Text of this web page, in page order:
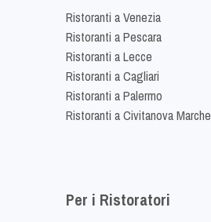
Ristoranti a Venezia
Ristoranti a Pescara
Ristoranti a Lecce
Ristoranti a Cagliari
Ristoranti a Palermo
Ristoranti a Civitanova Marche
Per i Ristoratori